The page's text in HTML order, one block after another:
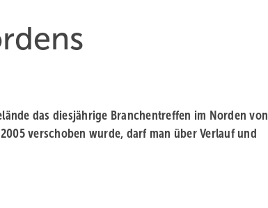
das diesjährige Branchentreffen im Norden von
verschoben wurde, darf man über Verlauf und